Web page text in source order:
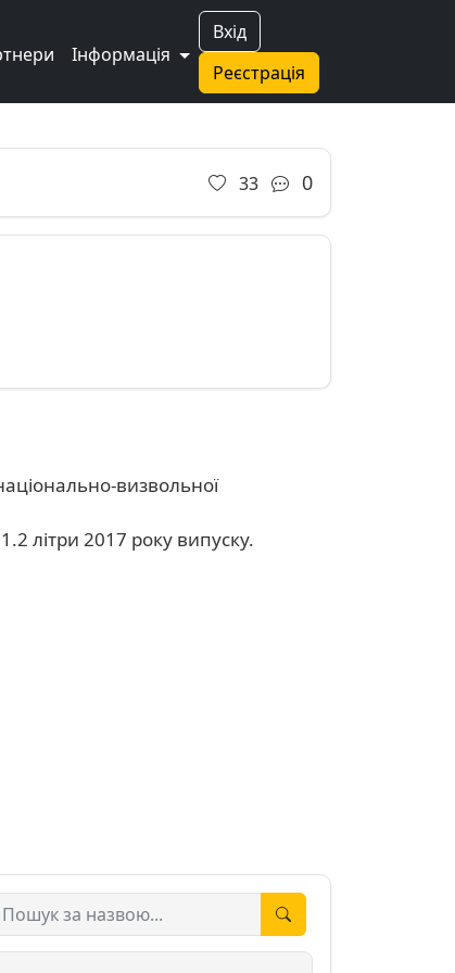
Вхід
Реєстрація
Інформація
Next
33 0
визвольної
літри 2017 року випуску.